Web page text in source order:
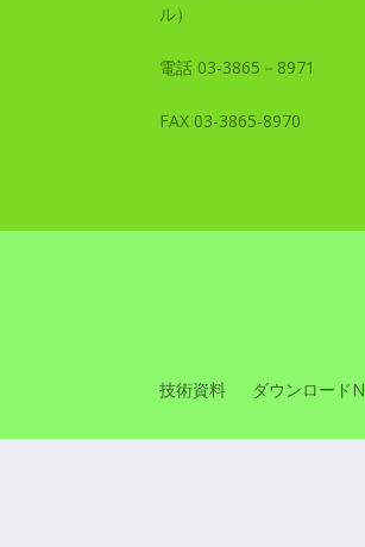
ル）
電話 03-3865－8971
FAX 03-3865-8970
技術資料 ダウンロードN